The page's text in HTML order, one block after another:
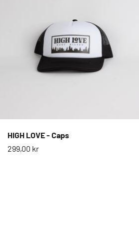
HIGH LOVE - Caps
Salgspris
299,00 kr